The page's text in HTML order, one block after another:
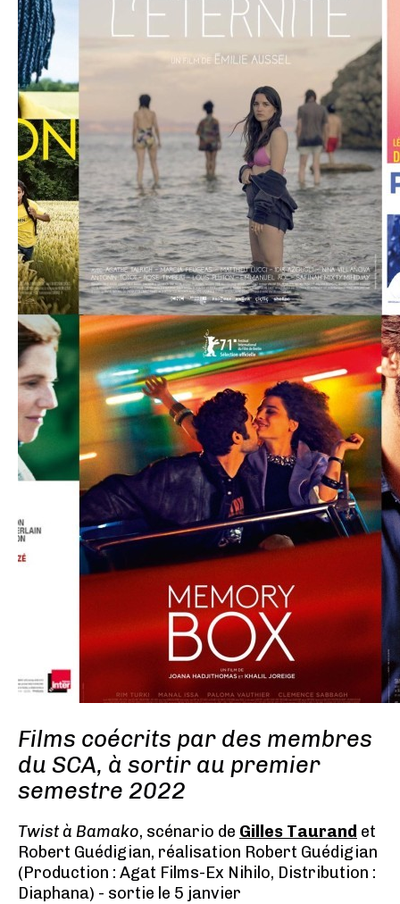
Films coécrits par des membres
du SCA, à sortir au premier
semestre 2022
Twist à Bamako, scénario de Gilles Taurand et
Robert Guédigian, réalisation Robert Guédigian
(Production : Agat Films-Ex Nihilo, Distribution :
Diaphana) - sortie le 5 janvier